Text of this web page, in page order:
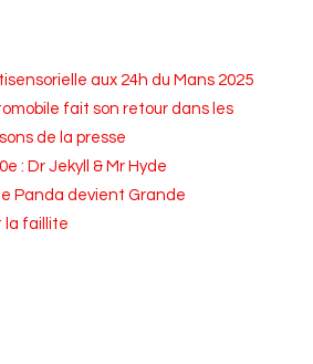
aux 24h du Mans 2025
fait son retour dans les
de la presse
: Dr Jekyll & Mr Hyde
Panda devient Grande
la faillite